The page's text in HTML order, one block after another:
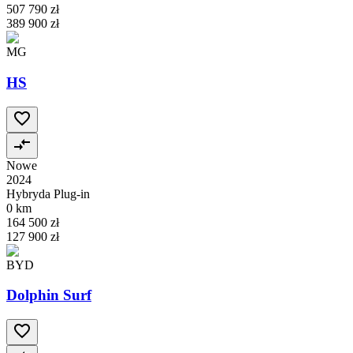
507 790 zł
389 900 zł
MG
HS
Nowe
2024
Hybryda Plug-in
0 km
164 500 zł
127 900 zł
BYD
Dolphin Surf